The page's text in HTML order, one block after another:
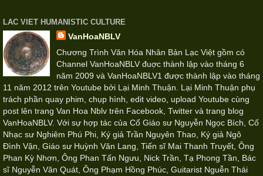
LAC VIET HUMANISTIC CULTURE
VanHoaNBLV
Chương Trình Văn Hóa Nhân Bản Lạc Việt gồm có
Channel VanHoaNBLV đuợc thành lập vào tháng 6
năm 2009 và VanHoaNBLV1 được thành lập vào tháng
11 năm 2012 trên Youtube bởi Lại Minh Thuận. Lại Minh Thuận phụ
trách phần quay phim, chụp hình, edit video, upload Youtube cùng
post lên trang Van Hoa Nblv trên Facebook, Twitter và trang blog
VanHoaNBLV. Với sự hợp tác của Cố Giáo sư Nguyễn Ngọc Bích, Cố
Nhạc sư Nghiêm Phú Phi, Ký giả Trần Nguyên Thao, Ký giả Ngô
Đình Vận, Giáo sư Huỳnh Văn Lang, Tiến sĩ Mai Thanh Truyết, Ông
Phan Kỳ Nhơn, Ông Phan Tấn Ngưu, Nick Trần, Tạ Phong Tần, Bác
sĩ Nguyễn Văn Quát, Ông Phạm Hồng Phúc, Guitarist Nguễn Thái